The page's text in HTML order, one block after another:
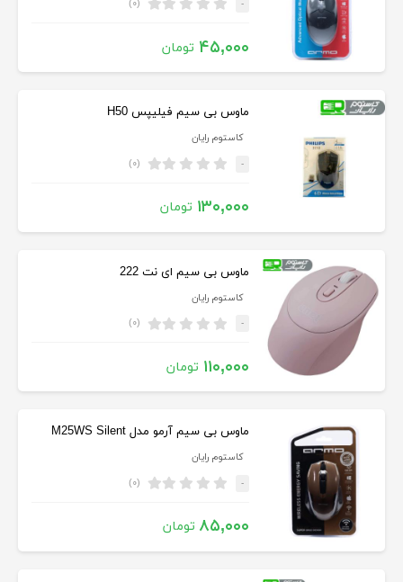
- (۰)
۴۵,۰۰۰ تومان
ماوس بی سیم فیلیپس H50
کاستوم رایان
- (۰)
۱۳۰,۰۰۰ تومان
ماوس بی سیم ای نت 222
کاستوم رایان
- (۰)
۱۱۰,۰۰۰ تومان
ماوس بی سیم آرمو مدل M25WS Silent
کاستوم رایان
- (۰)
۸۵,۰۰۰ تومان